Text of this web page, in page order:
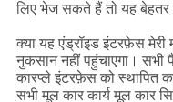
लिए भेज सकते हैं तो यह बेहतर
क्या यह एंड्रॉइड इंटरफ़ेस मेरी
नुकसान नहीं पहुंचाएगा। सभी
कारप्ले इंटरफ़ेस को स्थापित
सभी मूल कार कार्य मूल कार